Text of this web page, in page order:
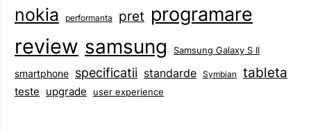
nokia performanta pret programare
review samsung Samsung Galaxy S II
smartphone specificatii standarde Symbian tableta
teste upgrade user experience